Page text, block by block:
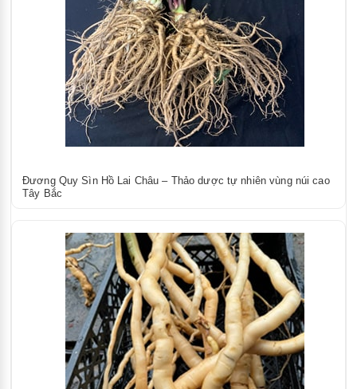
Đương Quy Sìn Hồ Lai Châu – Thảo dược tự nhiên vùng núi cao
Tây Bắc